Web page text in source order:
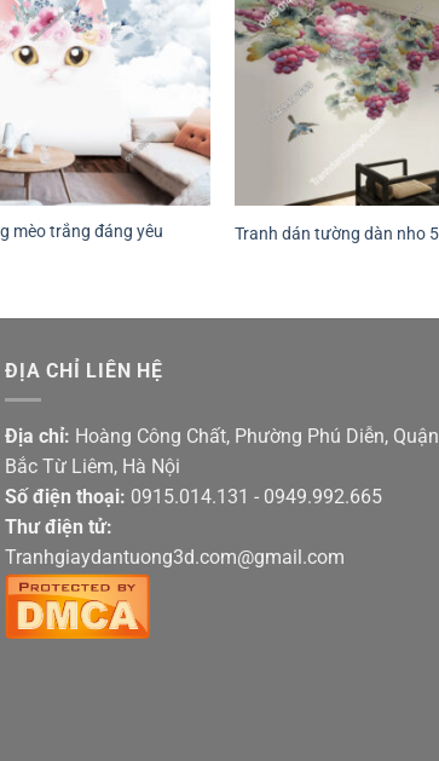
mèo trắng đáng yêu
Tranh dán tường dàn nho
ĐỊA CHỈ LIÊN HỆ
Địa chỉ: Hoàng Công Chất, Phường Phú Diễn, Quận
Bắc Từ Liêm, Hà Nội
Số điện thoại: 0915.014.131 - 0949.992.665
Thư điện tử:
Tranhgiaydantuong3d.com@gmail.com